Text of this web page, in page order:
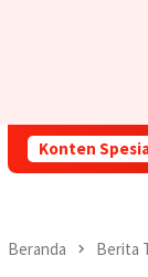
Konten
Diingatkan
Beranda Berita